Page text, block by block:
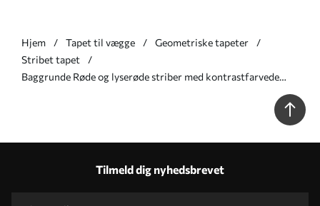
Hjem Tapet til vægge
Geometriske tapeter
Stribet tapet
Baggrunde Røde og lyserøde striber med kontrastfarvede
Tilmeld dig nyhedsbrevet